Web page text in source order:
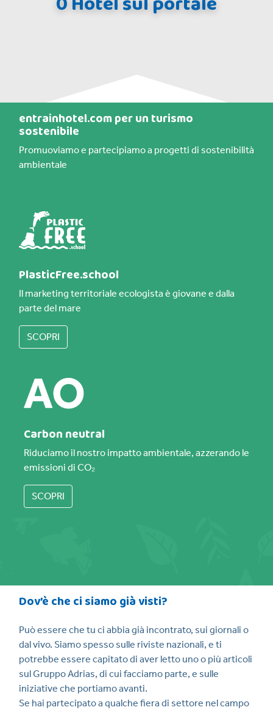
entrainhotel.com per un turismo
sostenibile
Promuoviamo e partecipiamo a progetti di sostenibilità
ambientale
PlasticFree.school
Il marketing territoriale ecologista è giovane e dalla
parte del mare
SCOPRI
Carbon neutral
Riduciamo il nostro impatto ambientale, azzerando le
emissioni di CO₂
SCOPRI
Dov’è che ci siamo già visti?
Può essere che tu ci abbia già incontrato, sui giornali o
dal vivo. Siamo spesso sulle riviste nazionali, e ti
potrebbe essere capitato di aver letto uno o più articoli
sul Gruppo Adrias, di cui facciamo parte, e sulle
iniziative che portiamo avanti.
Se hai partecipato a qualche fiera di settore nel campo